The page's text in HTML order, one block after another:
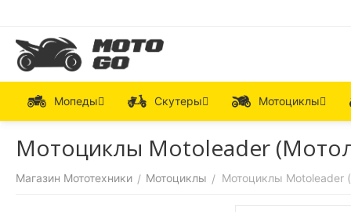
Мопеды Скутеры Мотоциклы
Мотоциклы Motoleader
Магазин Мототехники / Мотоциклы / Мотоциклы Motoleader